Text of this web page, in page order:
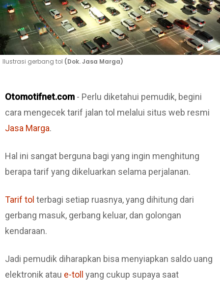
Ilustrasi gerbang tol (Dok. Jasa Marga)
Otomotifnet.com - Perlu diketahui pemudik, begini
cara mengecek tarif jalan tol melalui situs web resmi
Jasa Marga.
Hal ini sangat berguna bagi yang ingin menghitung
berapa tarif yang dikeluarkan selama perjalanan.
Tarif tol terbagi setiap ruasnya, yang dihitung dari
gerbang masuk, gerbang keluar, dan golongan
kendaraan.
Jadi pemudik diharapkan bisa menyiapkan saldo uang
elektronik atau e-toll yang cukup supaya saat